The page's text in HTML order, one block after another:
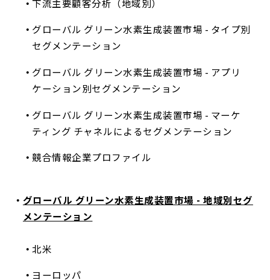
下流主要顧客分析（地域別）
グローバル グリーン水素生成装置市場 - タイプ別
セグメンテーション
グローバル グリーン水素生成装置市場 - アプリ
ケーション別セグメンテーション
グローバル グリーン水素生成装置市場 - マーケ
ティング チャネルによるセグメンテーション
競合情報企業プロファイル
グローバル グリーン水素生成装置市場 - 地域別セグ
メンテーション
北米
ヨーロッパ